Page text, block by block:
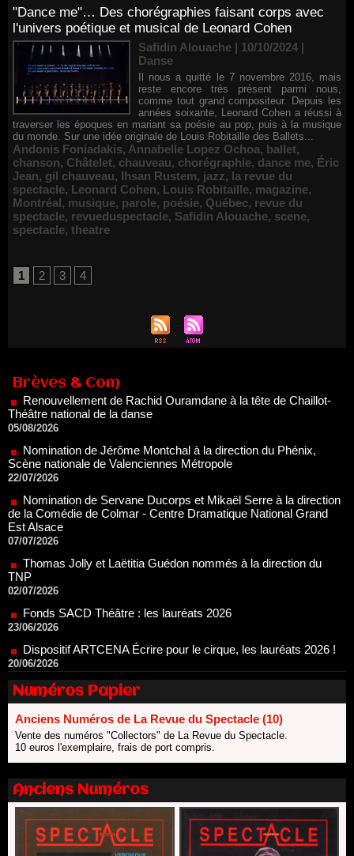
"Dance me"… Des chorégraphies faisant corps avec
l'univers poétique et musical de Leonard Cohen
Safidin Alouache | 10/10/2024 |
Danse
Il nous a quitté le 7 novembre 2016, mais
reste encore très présent parmi nous,
comme tout grand compositeur. Depuis les
années soixante, Leonard Cohen a réussi à
traverser les époques en mariant sa poésie au pop, puis à la musique
du monde. Sur une idée originale de Louis Robitaille des Ballets...
Andonis Foniadakis, Annabelle Lopez Ochoa, ballet,
chanson, Châtelet, chauveau, chorégraphie, dance me, Éric
Jean, gil chauveau, Ihsan Rustem, jazz, la revue du
spectacle, Leonard Cohen, Louis Robitaille, magazine,
Montréal, musique, parole, poésie, Québec, revue du
spectacle, revueduspectacle, Safidin Alouache, scene,
spectacle, theatre
1 2 3 4
Brèves & Com
05/08/2026
Nomination de Jérôme Montchal à la direction du Phénix,
Scène nationale de Valenciennes Métropole
22/07/2026
Nomination de Servane Ducorps et Mikaël Serre à la direction
de la Comédie de Colmar - Centre Dramatique National Grand
Est Alsace
Thomas Jolly et Laëtitia Guédon nommés à la direction du
TNP
02/07/2026
Fonds SACD Théâtre : les lauréats 2026
23/06/2026
20/06/2026
18/06/2026
Les 10 lauréats du Fonds Grandes Formes Théâtre 2026
SACD
13/06/2026
Nomination de Nathalie Garraud et Olivier Saccomano à la
direction du Théâtre de Gennevilliers - CDN
13/06/2026
18/03/2026
Numéros Papier
Anciens Numéros de La Revue du Spectacle (10)
Vente des numéros "Collectors" de La Revue du Spectacle.
10 euros l'exemplaire, frais de port compris.
Anciens Numéros